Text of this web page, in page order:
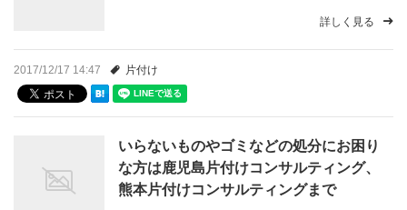
お問い合わせ
実績紹介
詳しく見る
2017/12/17 14:47 片付け
いらないものやゴミなどの処分にお困り
な方は鹿児島片付けコンサルティング、
熊本片付けコンサルティングまで